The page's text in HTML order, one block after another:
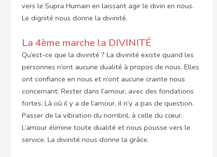
vers le Supra Humain en laissant agir le divin en nous.
Le dignité nous donne la divinité.
La 4ème marche la DIVINITÉ
Qu’est-ce que la divinité ? La divinité existe quand les
personnes n’ont aucune dualité à propos de nous. Elles
ont confiance en nous et n’ont aucune crainte nous
concernant. Rester dans l’amour, avec des fondations
fortes. Là où il y a de l’amour, il n’y a pas de question.
Passer de la vibration du nombril, à celle du cœur.
L’amour élimine toute dualité et nous pousse vers le
service. La divinité nous donne la grâce.